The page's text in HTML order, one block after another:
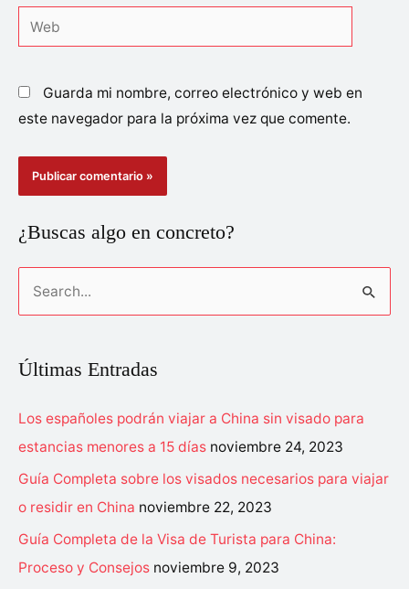
Web
Guarda mi nombre, correo electrónico y web en
este navegador para la próxima vez que comente.
¿Buscas algo en concreto?
c
r
p
o
r
:
Últimas Entradas
Los españoles podrán viajar a China sin visado para
estancias menores a 15 días noviembre 24, 2023
Guía Completa sobre los visados necesarios para viajar
o residir en China noviembre 22, 2023
Guía Completa de la Visa de Turista para China:
Proceso y Consejos noviembre 9, 2023